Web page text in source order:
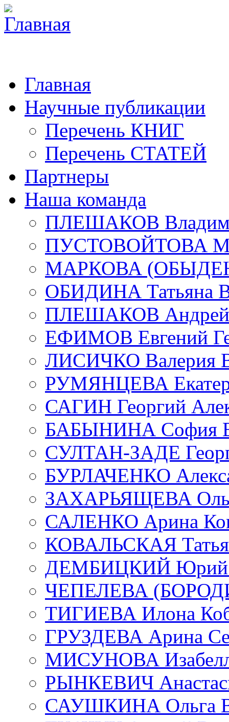
Главная
Научные публикации
Перечень КНИГ
Перечень СТАТЕЙ
Партнеры
Наша команда
ПЛЕШАКОВ
ПУСТОВОЙТОВА
МАРКОВА
ОБИДИНА Татьяна
ПЛЕШАКОВ Андрей
ЕФИМОВ Евгений
ЛИСИЧКО Валерия
РУМЯНЦЕВА
САГИН Георгий
БАБЫНИНА София
СУЛТАН-ЗАДЕ
БУРЛАЧЕНКО
ЗАХАРЬЯЩЕВА
САЛЕНКО Арина
КОВАЛЬСКАЯ
ДЕМБИЦКИЙ Юрий
ЧЕПЕЛЕВА
ТИГИЕВА Илона
ГРУЗДЕВА Арина
МИСУНОВА
РЫНКЕВИЧ
САУШКИНА Ольга